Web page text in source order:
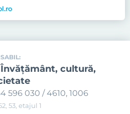
cultură,
596 030 / 4610, 1006
53, etajul 1